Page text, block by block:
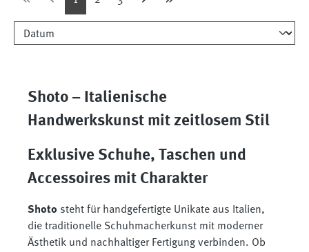
Shoto – Italienische
Handwerkskunst mit zeitlosem Stil
Exklusive Schuhe, Taschen und
Accessoires mit Charakter
Shoto steht für handgefertigte Unikate aus Italien,
die traditionelle Schuhmacherkunst mit moderner
Ästhetik und nachhaltiger Fertigung verbinden. Ob